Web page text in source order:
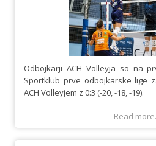
Odbojkarji ACH Volleyja so na
Sportklub prve odbojkarske lige
ACH Volleyjem z 0:3 (-20, -18, -19).
Read